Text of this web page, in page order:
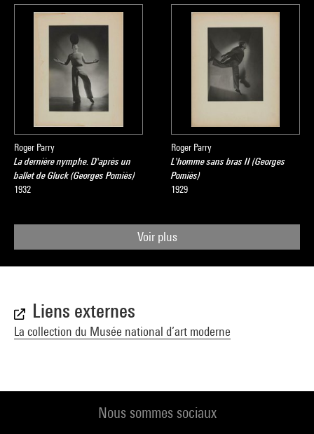
Roger Parry
La dernière nymphe. D'après un
ballet de Gluck (Georges Pomiès)
1932
Roger Parry
L'homme sans bras II (Georges
Pomiès)
1929
Voir plus
Liens externes
La collection du Musée national d’art moderne
Nous sommes sociaux